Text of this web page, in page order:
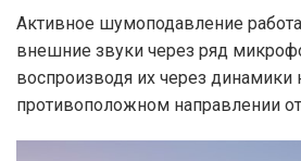
Активное шумоподавление
внешние звуки через ряд
воспроизводя их через
противоположном направлении